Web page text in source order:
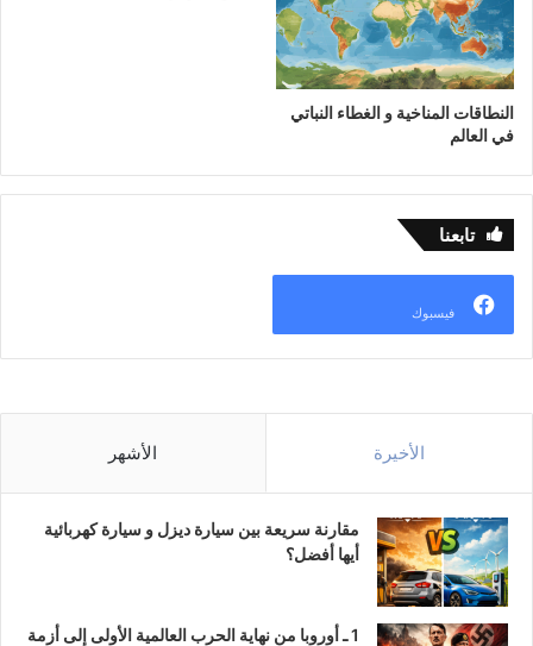
النطاقات المناخية و الغطاء النباتي
في العالم
تابعنا
فيسبوك
الأخيرة الأشهر
مقارنة سريعة بين سيارة ديزل و سيارة كهربائية
أيها أفضل؟
1 ـ أوروبا من نهاية الحرب العالمية الأولى إلى أزمة